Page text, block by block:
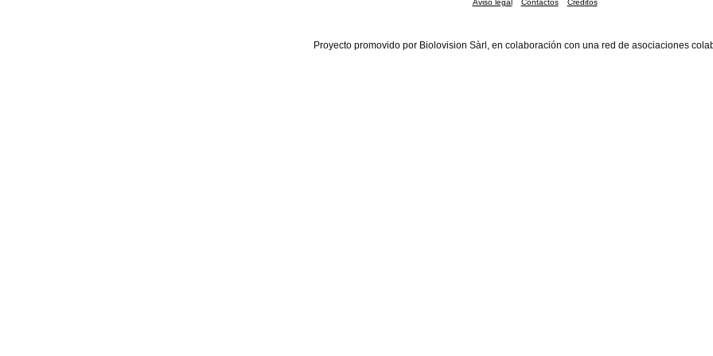
Aviso legal Contactos Créditos
Proyecto promovido por Biolovision Sàrl, en colaboración con una red de asociaciones